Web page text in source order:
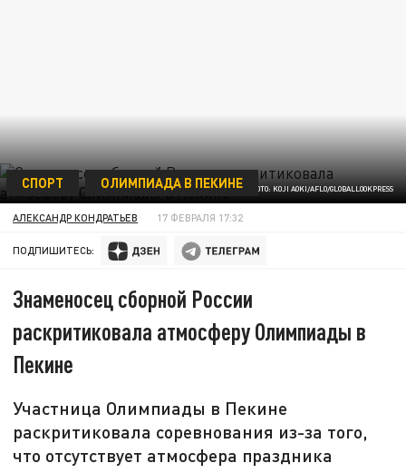
ФОТО: KOJI AOKI/AFLO/GLOBALLOOKPRESS
СПОРТ ОЛИМПИАДА В ПЕКИНЕ
АЛЕКСАНДР КОНДРАТЬЕВ 17 ФЕВРАЛЯ 17:32
ПОДПИШИТЕСЬ:
Знаменосец сборной России
раскритиковала атмосферу Олимпиады в
Пекине
Участница Олимпиады в Пекине
раскритиковала соревнования из-за того,
что отсутствует атмосфера праздника